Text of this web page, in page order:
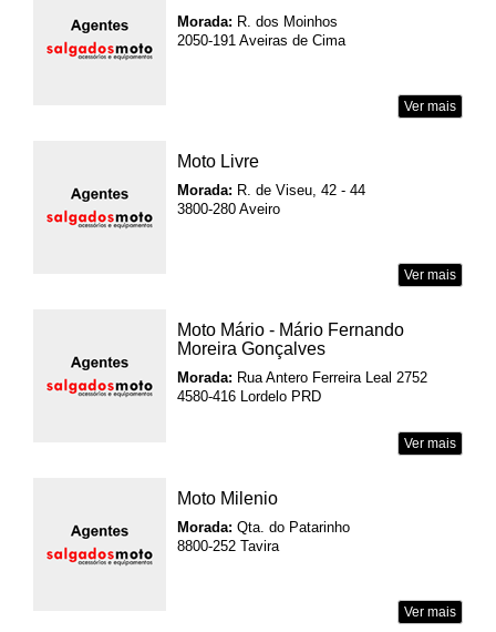
Morada: R. dos Moinhos
2050-191 Aveiras de Cima
Ver mais
Moto Livre
Morada: R. de Viseu, 42 - 44
3800-280 Aveiro
Ver mais
Moto Mário - Mário Fernando
Moreira Gonçalves
Morada: Rua Antero Ferreira Leal 2752
4580-416 Lordelo PRD
Ver mais
Moto Milenio
Morada: Qta. do Patarinho
8800-252 Tavira
Ver mais